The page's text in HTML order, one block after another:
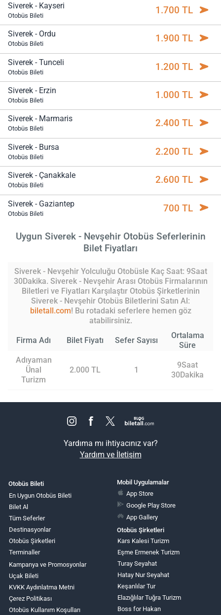
Siverek - Kayseri
Otobüs Bileti 1.700 TL
Siverek - Ordu
Otobüs Bileti 1.900 TL
Siverek - Tunceli
Otobüs Bileti 1.200 TL
Siverek - Erzin
Otobüs Bileti 1.000 TL
Siverek - Marmaris
Otobüs Bileti 2.400 TL
Siverek - Bursa
Otobüs Bileti 2.200 TL
Siverek - Çanakkale
Otobüs Bileti 2.600 TL
Siverek - Gaziantep
Otobüs Bileti 700 TL
Uygun Siverek - Nevşehir Otobüs Seferlerinin
Bilet Fiyatları
Siverek - Nevşehir Yolculuğu Otobüsle Kaç Saat: 9Saat
30Dakika. Siverek - Nevşehir Arası Otobüs Firmalarının
Biletleri ve Fiyatları Karşılaştır Otobüs Şirketlerinin
Siverek - Nevşehir Otobüs Biletlerini Satın Al:
biletall.com! Bu rotadaki seferlere hemen göz
atabilirsiniz.
Firma Adı Bilet Fiyatı Sefer Sayısı
Ortalama
Süre
Adıyaman
Ünal
Turizm
2.000 TL 1
9Saat
30Dakika
Yardıma mı ihtiyacınız var?
Yardım ve İletişim
Otobüs Bileti
En Uygun Otobüs Bileti
Bilet Al
Tüm Seferler
Destinasyonlar
Otobüs Şirketleri
Terminaller
Kampanya ve Promosyonlar
Uçak Bileti
KVKK Aydınlatma Metni
Çerez Politikası
Otobüs Kullanım Koşulları
Mobil Uygulamalar
App Store
Google Play Store
App Gallery
Otobüs Şirketleri
Kars Kalesi Turizm
Eşme Ermenek Turizm
Turay Seyahat
Hatay Nur Seyahat
Keşanlılar Tur
Elazığlılar Tuğra Turizm
Boss for Hakan